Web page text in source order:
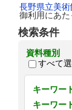
長野県立美
御利用にあた
検索条件
資料種別
すべて
キーワー
キーワー